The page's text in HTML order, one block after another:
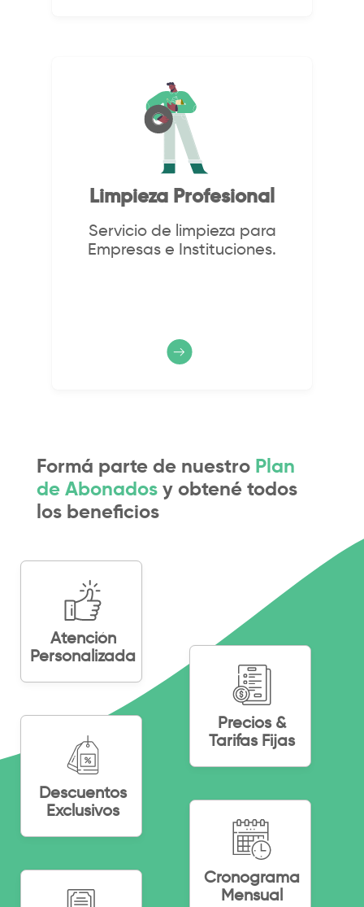
Limpieza Profesional
Servicio de limpieza para
Empresas e Instituciones.
Formá parte de nuestro Plan
de Abonados y obtené todos
los beneficios
Atención
Personalizada
Descuentos
Exclusivos
Precios &
Tarifas Fijas
Cronograma
Mensual